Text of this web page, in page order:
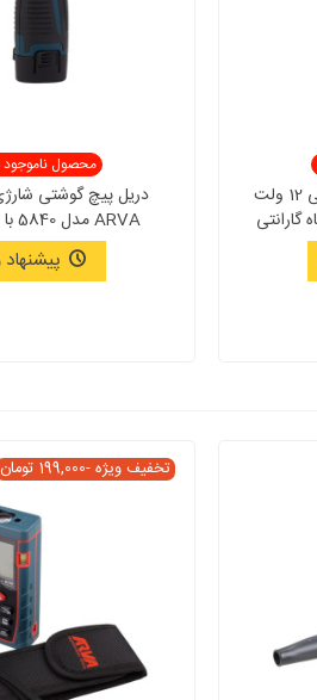
دریل پیچ گوشتی شارژی چکشی 12 ولت
محصول ناموجود
ARVA مدل 5840 با 12ماه گارانتی
تخفیف ویژه-199,000 تومان